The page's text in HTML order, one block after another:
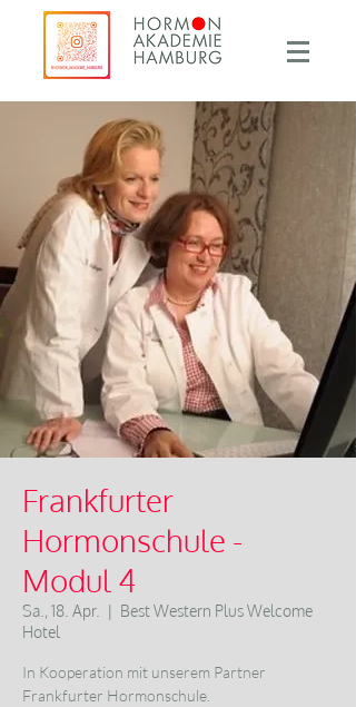
Frankfurter
Hormonschule -
Modul 4
Sa., 18. Apr.
  |
Best Western Plus Welcome
Hotel
In Kooperation mit unserem Partner
Frankfurter Hormonschule.